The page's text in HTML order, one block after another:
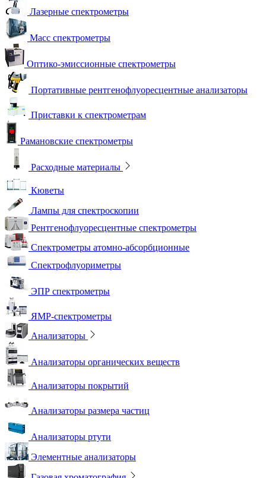
Лазерные спектрометры
Масс спектрометры
Оптико-эмиссионные спектрометры
Портативные рентгенофлуоресцентные анализаторы
Приставки к спектрометрам
Рамановские спектрометры
Расходные материалы
Кюветы
Лампы для спектроскопии
Рентгенофлуоресцентные спектрометры
Спектрометры атомно-абсорбционные
Спектрофлуориметры
ЭПР спектрометры
ЯМР-спектрометры
Анализаторы
Анализаторы органических веществ
Анализаторы покрытий
Анализаторы размера частиц
Анализаторы ртути
Элементные анализаторы